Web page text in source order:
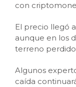
con
El precio llegó
aunque en los
terreno
Algunos
caída